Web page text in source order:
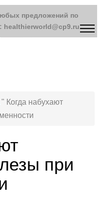
" Когда набухают
при
предложений по
healthierworld@cp9.ru